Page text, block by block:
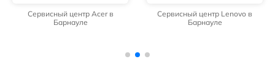
Сервисный центр Acer в
Барнауле
Сервисный центр Lenovo в
Барнауле